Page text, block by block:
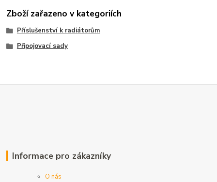
Zboží zařazeno v kategoriích
Příslušenství k radiátorům
Připojovací sady
Informace pro zákazníky
O nás